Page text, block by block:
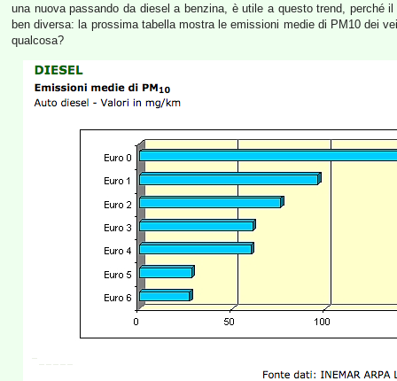
una nuova passando da diesel a benzina, è utile a questo trend, perché
ben diversa: la prossima tabella mostra le emissioni medie di PM10 dei
qualcosa?